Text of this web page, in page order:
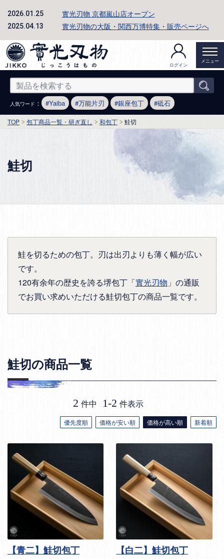
2026.01.25 實光刃物 京都嵐山店オープン
2025.04.13 實光刃物の大阪・関西万博特集・販売ページへ
ログイン
メニュー
人気ワード ： Yaiba 万能片刃 銀座包丁 砥石
TOP 包丁商品一覧・研ぎ直し 和包丁 鮭切
鮭切
鮭を切るための包丁。刃は出刃よりも薄く幅が広い
です。
120有余年の歴史を誇る堺包丁「實光刃物 」の通販
でお買い求めいただける鮭切包丁の商品一覧です。
鮭切の商品一覧
優先度順 価格が安い順 価格が高い順 新着順
2 件中 1-2 件表示
【青二】鮭切包丁 【白二】鮭切包丁